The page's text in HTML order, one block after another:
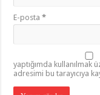
E-posta*
yaptığımda kullanılmak
adresimi bu tarayıcıya